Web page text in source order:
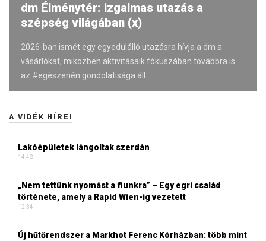
dm Élménytér: izgalmas utazás a
szépség világában (x)
2026-ban ismét egy egyedülálló utazásra hívja a dm a
vásárlókat, miközben aktivitásaik fókuszában továbbra is
az #egészenén gondolatisága áll.
A VIDÉK HÍREI
Lakóépületek lángoltak szerdán
14:42
„Nem tettünk nyomást a fiunkra” – Egy egri család
története, amely a Rapid Wien-ig vezetett
12:34
Új hűtőrendszer a Markhot Ferenc Kórházban: több mint